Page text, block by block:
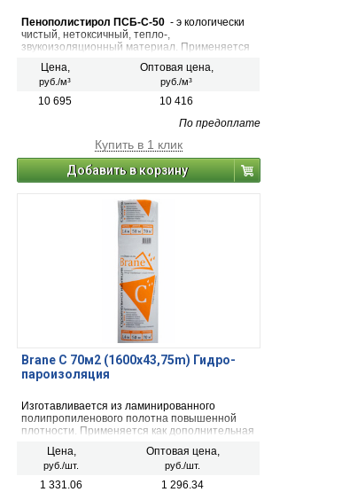
Пенополистирол ПСБ-С-50- э кологически
чистый, нетоксичный, тепло-,
звукоизоляционный материал. Применяется
как наиболее экономичный, удобный в
применении, обладающий низкой степенью
теплопроводности и паропроницаемости.
Цена,
руб./м³
Оптовая цена,
руб./м³
10 695
10 416
По предоплате
Купить в 1 клик
Добавить в корзину
Brane C 70м2 (1600х43,75m) Гидро-
пароизоляция
Изготавливается из ламинированного
полипропиленового полотна повышенной
плотности. Применяется как дополнительная
кровлях и межэтажных перекрытиях для
защиты деревянных элементов конструкции
от подкровельного конденсата, атмосферной
Цена,
руб./шт.
Оптовая цена,
руб./шт.
1 331.06 1 296.34